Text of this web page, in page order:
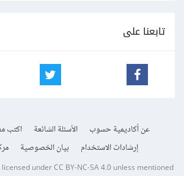
تابعنا على
عن أكاديمية حسوب الأسئلة الشائعة اكتب
إرشادات الاستخدام
بيان الخصوصية
licensed underCC BY-NC-SA 4.0unless mentioned